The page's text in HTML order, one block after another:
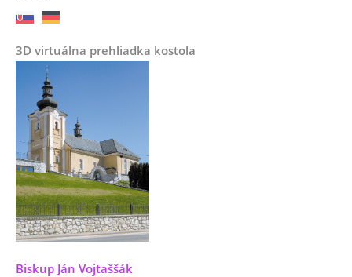
3D virtuálna prehliadka kostola
Biskup Ján Vojtaššák